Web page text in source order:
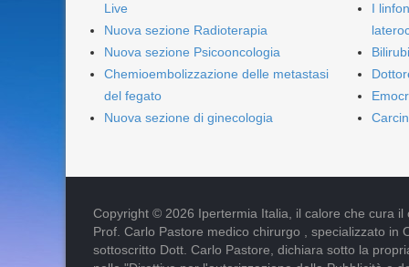
Live
Nuova sezione Radioterapia
Nuova sezione Psicooncologia
Chemioembolizzazione delle metastasi
del fegato
Nuova sezione di ginecologia
I
Copyright © 2026 Ipertermia Italia, il calore che cura il
Prof. Carlo Pastore medico chirurgo , specializzato in
sottoscritto Dott. Carlo Pastore, dichiara sotto la